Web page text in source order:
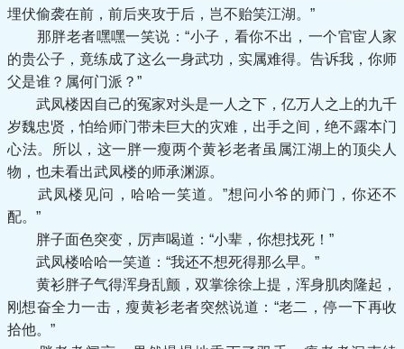
埋伏偷袭在前，前后夹攻于后，岂不贻笑江湖。”
那胖老者嘿嘿一笑说：“小子，看你不出，一个官宦人家
的贵公子，竟练成了这么一身武功，实属难得。告诉我，你师
父是谁？属何门派？”
武凤楼因自己的冤家对头是一人之下，亿万人之上的九千
岁魏忠贤，怕给师门带未巨大的灾难，出手之间，绝不露本门
心法。所以，这一胖一瘦两个黄衫老者虽属江湖上的顶尖人
物，也未看出武凤楼的师承渊源。
武凤楼见问，哈哈一笑道。”想问小爷的师门，你还不
配。”
胖子面色突变，厉声喝道：“小辈，你想找死！”
武凤楼哈哈一笑道：“我还不想死得那么早。”
黄衫胖子气得浑身乱颤，双掌徐徐上提，浑身肌肉隆起，
刚想奋全力一击，瘦黄衫老者突然说道：“老二，停一下再收
拾他。”